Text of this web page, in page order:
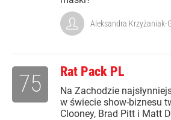
Aleksandra Krzyżaniak-
Rat Pack PL
Na Zachodzie
w świecie show-biznesu
Clooney, Brad Pitt i Matt
75